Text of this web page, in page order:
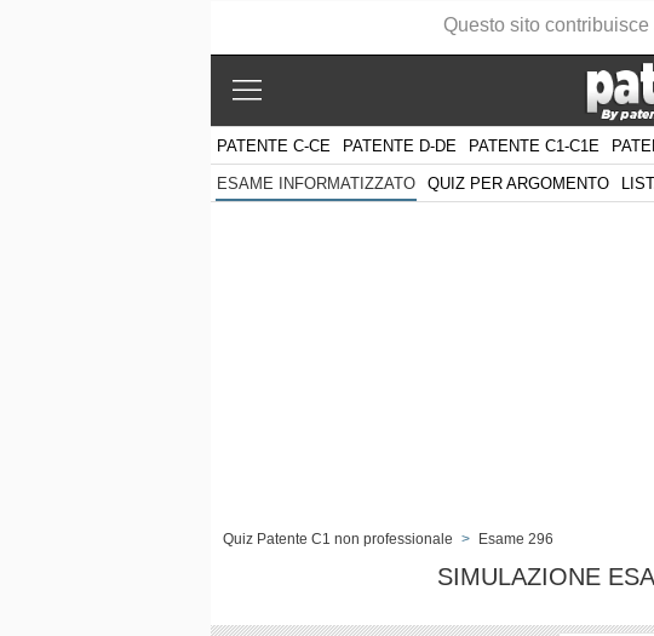
PATENTE C-CE PATENTE D-DE PATENTE C1-C1E
ESAME INFORMATIZZATO QUIZ PER ARGOMENTO
Quiz Patente C1 non professionale > Esame 296
SIMULAZIONE
Questo sito